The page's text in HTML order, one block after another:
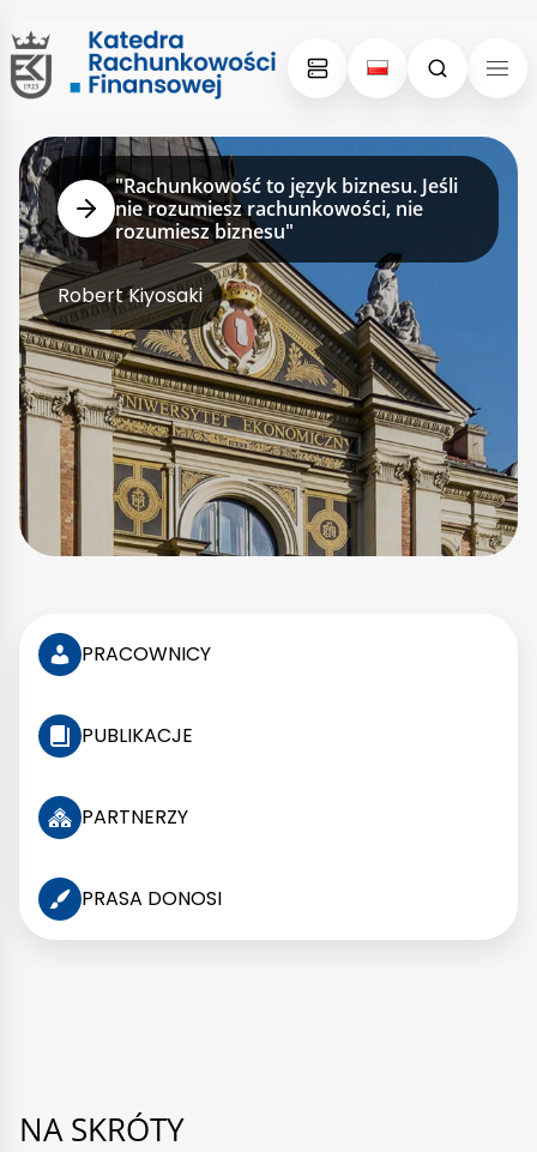
Skip
to
content
Skip
to
menu
STRONA GŁÓWNA
"Rachunkowość to język biznesu. Jeśli
nie rozumiesz rachunkowości, nie
rozumiesz biznesu"
Robert Kiyosaki
PRACOWNICY
PUBLIKACJE
PARTNERZY
PRASA DONOSI
NA SKRÓTY